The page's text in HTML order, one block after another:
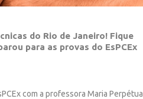
do Rio de Janeiro! Fique
para as provas do EsPCEx
com a professora Maria Perpétua